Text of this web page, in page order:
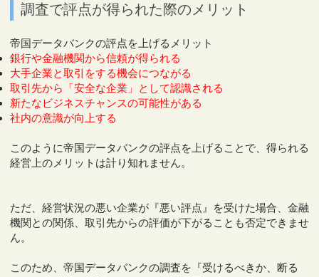
調査で評点が得られた際のメリット
帝国データバンクの評点を上げるメリット
銀行や金融機関から信頼が得られる
大手企業と取引をする機会につながる
取引先から「安全な企業」として認識される
新たなビジネスチャンスの可能性がある
社内の意識が向上する
このように帝国データバンクの評点を上げることで、得られる
経営上のメリットは計り知れません。
ただ、経営状況の悪い企業が『悪い評点』を受けた場合、金融
機関との関係、取引先からの評価が下がることも否定できませ
ん。
このため、帝国データバンクの調査を『受けるべきか、断る